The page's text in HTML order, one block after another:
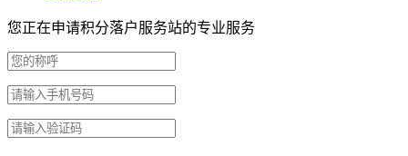
您正在申请积分落户服务站的专业服务